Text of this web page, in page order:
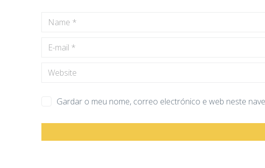
Gardar o meu nome, correo electrónico e web neste